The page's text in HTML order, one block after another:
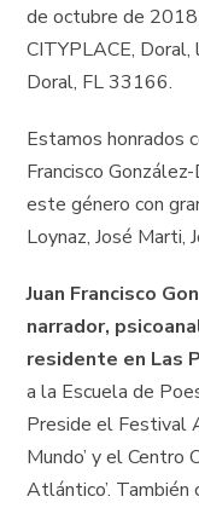
de octubre de
CITYPLACE,
Doral, FL 33166.
Estamos honrados
Francisco
este género con
Loynaz, José Marti,
Juan Francisco
narrador,
residente en Las
a la Escuela de
Preside el Festival
Mundo’ y el Centro
Atlántico’.